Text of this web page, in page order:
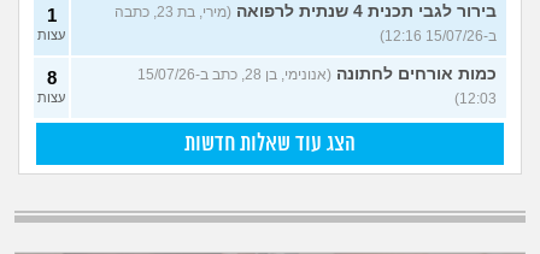
בירור לגבי תכנית 4 שנתית לרפואה
(מירי, בת 23, כתבה
ב-15/07/26 12:16)
1
עצות
כמות אורחים לחתונה
(אנונימי, בן 28, כתב ב-15/07/26
12:03)
8
עצות
הצג עוד שאלות חדשות